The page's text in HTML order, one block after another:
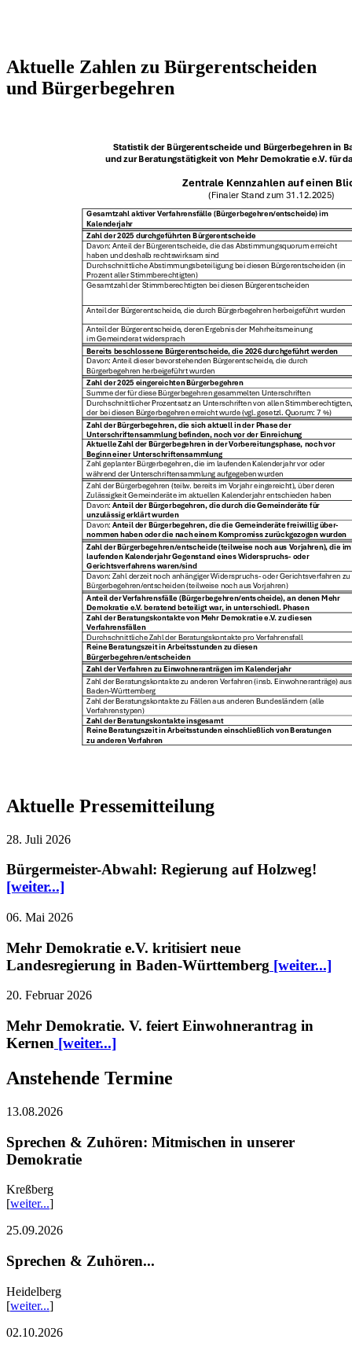
Aktuelle Zahlen zu Bürgerentscheiden
und Bürgerbegehren
Aktuelle Pressemitteilung
28. Juli 2026
Bürgermeister-Abwahl: Regierung auf Holzweg!
[weiter...]
06. Mai 2026
Mehr Demokratie e.V. kritisiert neue
Landesregierung in Baden-Württemberg [weiter...]
20. Februar 2026
Mehr Demokratie. V. feiert Einwohnerantrag in
Kernen [weiter...]
Anstehende Termine
13.08.2026
Sprechen & Zuhören: Mitmischen in unserer
Demokratie
Kreßberg
[weiter...]
25.09.2026
Sprechen & Zuhören...
Heidelberg
[weiter...]
02.10.2026